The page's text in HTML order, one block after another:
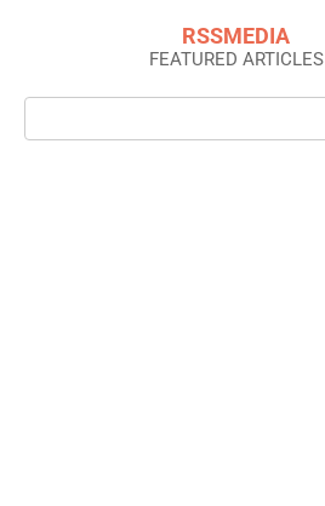
RSSMEDIA
FEATURED ARTICLES
Search: